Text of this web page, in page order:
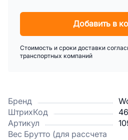
Бренд
ШтрихКод
Артикул
Вес Брутто (для рассчета
Добавить в
Стоимость и сроки доставки
транспортных компаний